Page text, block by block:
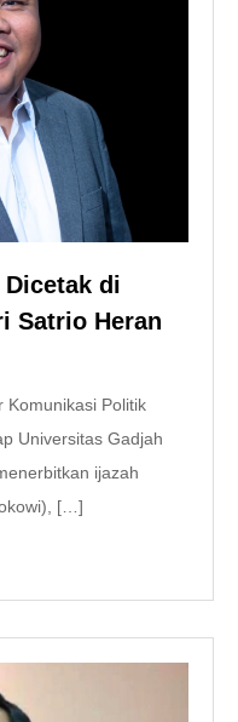
di
Satrio Heran
Komunikasi Politik
Universitas Gadjah
ijazah
[…]